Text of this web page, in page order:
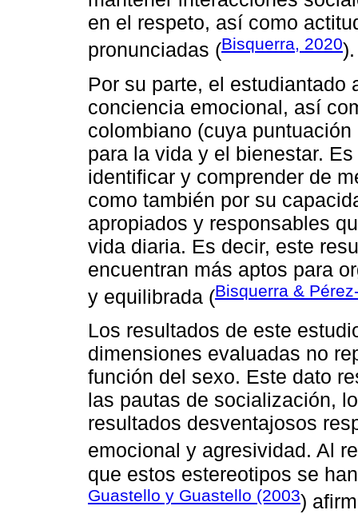
en el respeto, así como
pronunciadas (Bisquerra, 2020).
Por su parte, el estudiantado
conciencia emocional, así
colombiano (cuya
para la vida y el bienestar.
identificar y comprender de
como también por su
apropiados y responsables
vida diaria. Es decir, este
encuentran más aptos para
y equilibrada (Bisquerra &
Los resultados de este
dimensiones evaluadas no
función del sexo. Este dato
las pautas de socialización,
resultados desventajosos
emocional y agresividad. Al
que estos estereotipos se
Guastello y Guastello (2003)